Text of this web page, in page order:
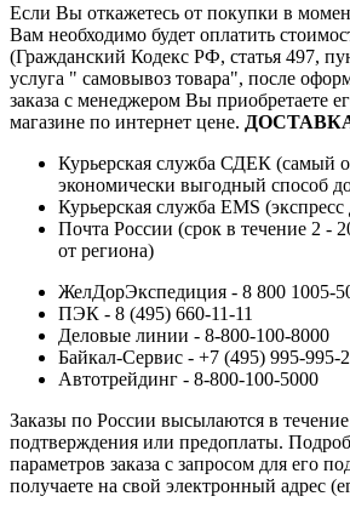
Если Вы откажетесь от покупки в
Вам необходимо будет оплатить
(Гражданский Кодекс РФ, статья 497,
услуга " самовывоз товара", после
заказа с менеджером Вы приобретаете
магазине по интернет цене.
Курьерская служба СДЕК (самый
экономически выгодный способ
Курьерская служба EMS (экспресс
Почта России (срок в течение 2 -
от региона)
ЖелДорЭкспедиция - 8 800 1005-
ПЭК - 8 (495) 660-11-11
Деловые линии - 8-800-100-8000
Байкал-Сервис - +7 (495) 995-995-2
Автотрейдинг - 8-800-100-5000
Заказы по России высылаются в
подтверждения или предоплаты.
параметров заказа с запросом для его
получаете на свой электронный адрес